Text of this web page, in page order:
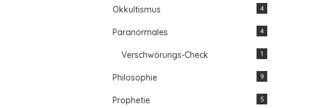
Okkultismus 4
Paranormales 4
Verschwörungs-Check 1
Philosophie 9
Prophetie 5